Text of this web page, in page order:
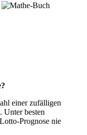
einer zufälligen
Unter besten
Prognose nie